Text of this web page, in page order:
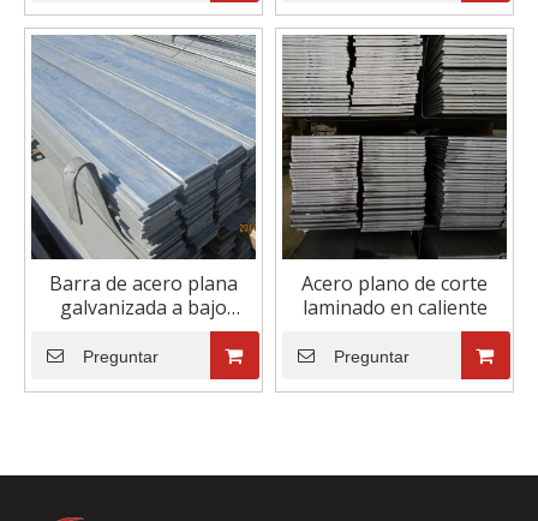
Acero
Barra de acero plana
galvanizada a bajo
Preguntar
Acero plano de corte
laminado en caliente
Preguntar